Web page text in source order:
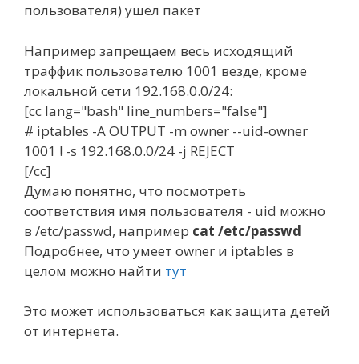
пользователя) ушёл пакет
Например запрещаем весь исходящий
траффик пользователю 1001 везде, кроме
локальной сети 192.168.0.0/24:
[cc lang="bash" line_numbers="false"]
# iptables -A OUTPUT -m owner --uid-owner
1001 ! -s 192.168.0.0/24 -j REJECT
[/cc]
Думаю понятно, что посмотреть
соответствия имя пользователя - uid можно
в /etc/passwd, например cat /etc/passwd
Подробнее, что умеет owner и iptables в
целом можно найти тут
Это может использоваться как защита детей
от интернета.